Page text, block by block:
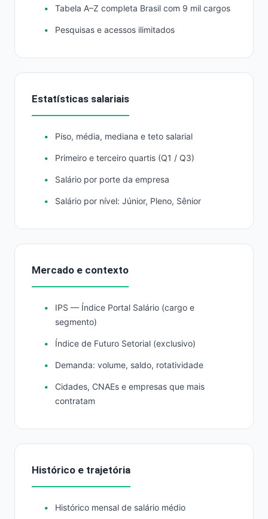
Tabela A–Z completa Brasil com 9 mil cargos
Pesquisas e acessos ilimitados
Estatísticas salariais
Piso, média, mediana e teto salarial
Primeiro e terceiro quartis (Q1 / Q3)
Salário por porte da empresa
Salário por nível: Júnior, Pleno, Sênior
Mercado e contexto
IPS — Índice Portal Salário (cargo e
segmento)
Índice de Futuro Setorial (exclusivo)
Demanda: volume, saldo, rotatividade
Cidades, CNAEs e empresas que mais
contratam
Histórico e trajetória
Histórico mensal de salário médio